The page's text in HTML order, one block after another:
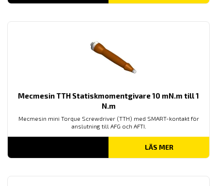
Mecmesin TTH Statiskmomentgivare 10 mN.m till 1
N.m
Mecmesin mini Torque Screwdriver (TTH) med SMART-kontakt för
anslutning till AFG och AFTI.
LÄS MER